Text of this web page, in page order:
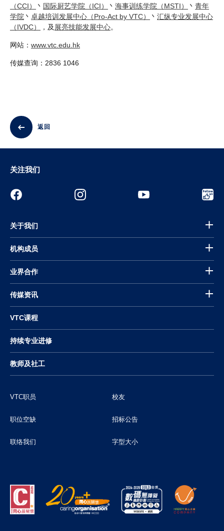
（CCI）
丶 国际厨艺学院（ICI） 丶 海事训练学院（MSTI） 丶 青年
学院 丶 卓越培训发展中心（Pro-Act by VTC） 丶 汇纵专业发展中心
（IVDC）
，及 展亮技能发展中心。
网站： www.vtc.edu.hk
传媒查询：2836 1046
返回
关注我们
关于我们
机构成员
业界合作
传媒资讯
VTC课程
持续专业进修
教师及社工
VTC职员 校友
职位空缺 招标公告
联络我们 字型大小